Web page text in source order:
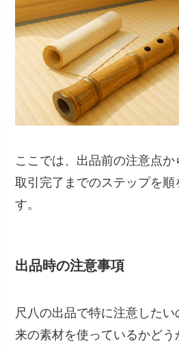
ここでは、出品前の注意点か
取引完了までのステップを順
す。
出品時の注意事項
尺八の出品で特に注意した
来の素材を使っているかどう